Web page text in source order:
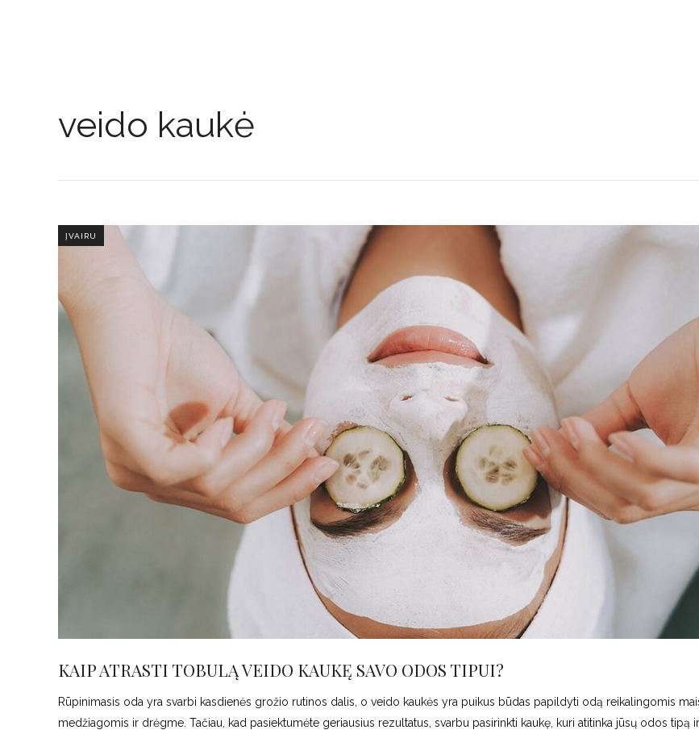
veido kaukė
ĮVAIRU
KAIP ATRASTI TOBULĄ VEIDO KAUKĘ SAVO ODOS TIPUI?
Rūpinimasis oda yra svarbi kasdienės grožio rutinos dalis, o veido kaukės yra puikus būdas papildyti odą reikalingomis
medžiagomis ir drėgme. Tačiau, kad pasiektumėte geriausius rezultatus, svarbu pasirinkti kaukę, kuri atitinka jūsų odos tipą